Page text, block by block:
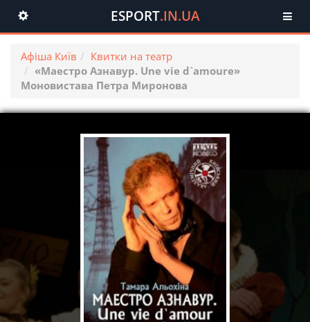
Toggle
navigation
ESPORT.IN.UA
Афіша Київ
Квитки на театр
«Маестро Азнавур. Une vie d`amoure»
Моновистава Петра Миронова